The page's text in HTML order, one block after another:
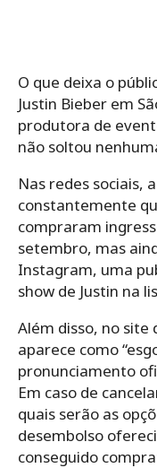
O que deixa o
Justin Bieber em
produtora de
não soltou
Nas redes sociais,
constantemente
compraram
setembro, mas
Instagram, uma
show de Justin na
Além disso, no site
aparece como
pronunciamento
Em caso de
quais serão as
desembolso
conseguido